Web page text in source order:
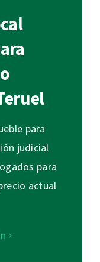
para
judicial
para
actual